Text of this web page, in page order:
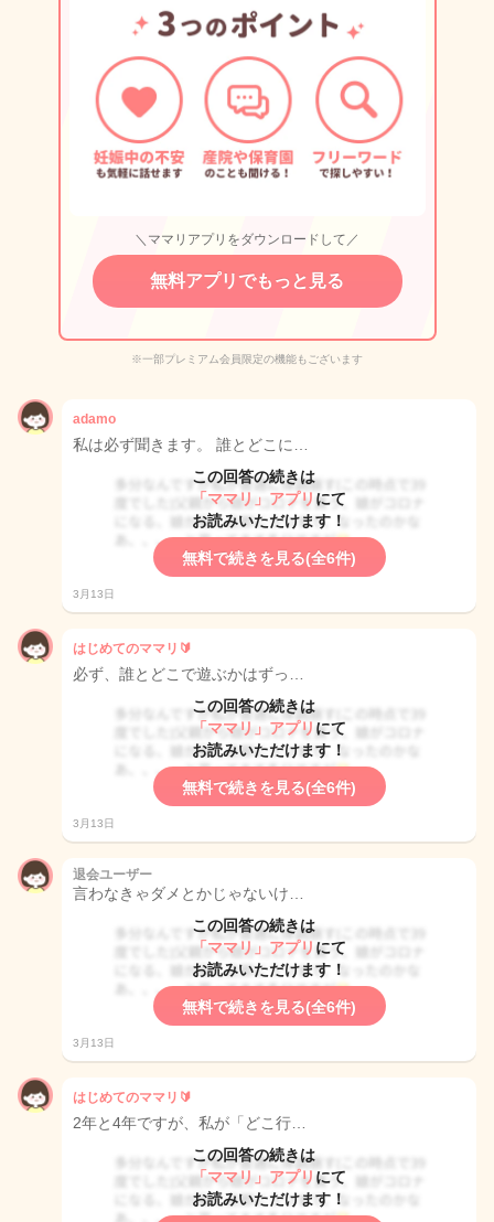
＼ママリアプリをダウンロードして／
無料アプリでもっと見る
※一部プレミアム会員限定の機能もございます
adamo
私は必ず聞きます。 誰とどこに…
この回答の続きは
「ママリ」アプリ にて
お読みいただけます！
無料で続きを見る(全6件)
3月13日
はじめてのママリ🔰
必ず、誰とどこで遊ぶかはずっ…
この回答の続きは
「ママリ」アプリ にて
お読みいただけます！
無料で続きを見る(全6件)
3月13日
退会ユーザー
言わなきゃダメとかじゃないけ…
この回答の続きは
「ママリ」アプリ にて
お読みいただけます！
無料で続きを見る(全6件)
3月13日
はじめてのママリ🔰
2年と4年ですが、私が「どこ行…
この回答の続きは
「ママリ」アプリ にて
お読みいただけます！